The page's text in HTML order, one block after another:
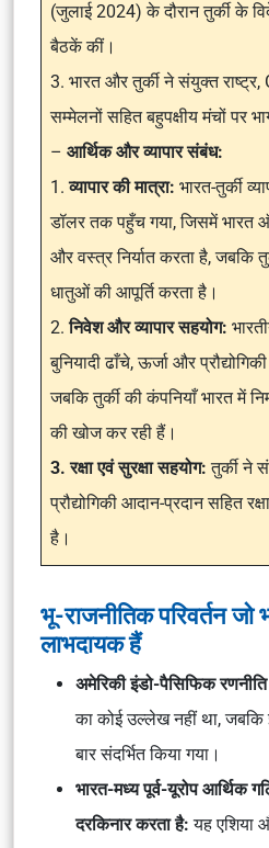
(जुलाई 2024) के दौरान तुर्की के
बैठकें कीं।
3. भारत और तुर्की ने संयुक्त
सम्मेलनों सहित बहुपक्षीय मंचों पर
– आर्थिक और व्यापार संबंध:
1.व्यापार की मात्रा: भारत-तुर्की
डॉलर तक पहुँच गया, जिसमें भारत
और वस्त्र निर्यात करता है, जबकि
धातुओं की आपूर्ति करता है।
2.निवेश और व्यापार सहयोग:
बुनियादी ढाँचे, ऊर्जा और
जबकि तुर्की की कंपनियाँ भारत में
की खोज कर रही हैं।
3. रक्षा एवं सुरक्षा सहयोग:तुर्की ने
प्रौद्योगिकी आदान-प्रदान सहित
है।
भू-राजनीतिक परिवर्तन जो
लाभदायक हैं
अमेरिकी इंडो-पैसिफिक
का कोई उल्लेख नहीं था, जबकि
बार संदर्भित किया गया।
भारत-मध्य पूर्व-यूरोप आर्थिक
दरकिनार करता है:यह एशिया